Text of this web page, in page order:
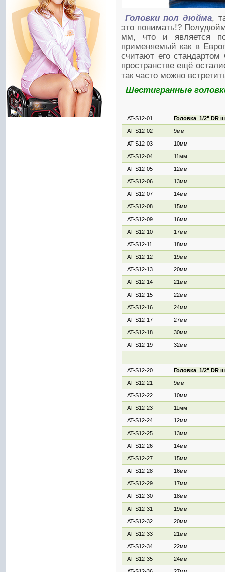
Головки пол дюйма,
это понимать!?
мм, что и является
применяемый как в
считают его
пространстве ещё
так часто можно
Шестигранные
AT-S12-01 Головка 1/2" DR
AT-S12-02 9мм
AT-S12-03 10мм
AT-S12-04 11мм
AT-S12-05 12мм
AT-S12-06 13мм
AT-S12-07 14мм
AT-S12-08 15мм
AT-S12-09 16мм
AT-S12-10 17мм
AT-S12-11 18мм
AT-S12-12 19мм
AT-S12-13 20мм
AT-S12-14 21мм
AT-S12-15 22мм
AT-S12-16 24мм
AT-S12-17 27мм
AT-S12-18 30мм
AT-S12-19 32мм
AT-S12-20 Головка 1/2" DR
AT-S12-21 9мм
AT-S12-22 10мм
AT-S12-23 11мм
AT-S12-24 12мм
AT-S12-25 13мм
AT-S12-26 14мм
AT-S12-27 15мм
AT-S12-28 16мм
AT-S12-29 17мм
AT-S12-30 18мм
AT-S12-31 19мм
AT-S12-32 20мм
AT-S12-33 21мм
AT-S12-34 22мм
AT-S12-35 24мм